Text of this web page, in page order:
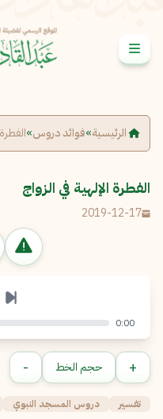
الرئيسية»فوائد دروس»
الفطرة الإلهية في الزواج
2019-12-17
الرسالة
إرسال إلغاء
0:00
+ حجم الخط -
تفسير دروس المسجد النبوي